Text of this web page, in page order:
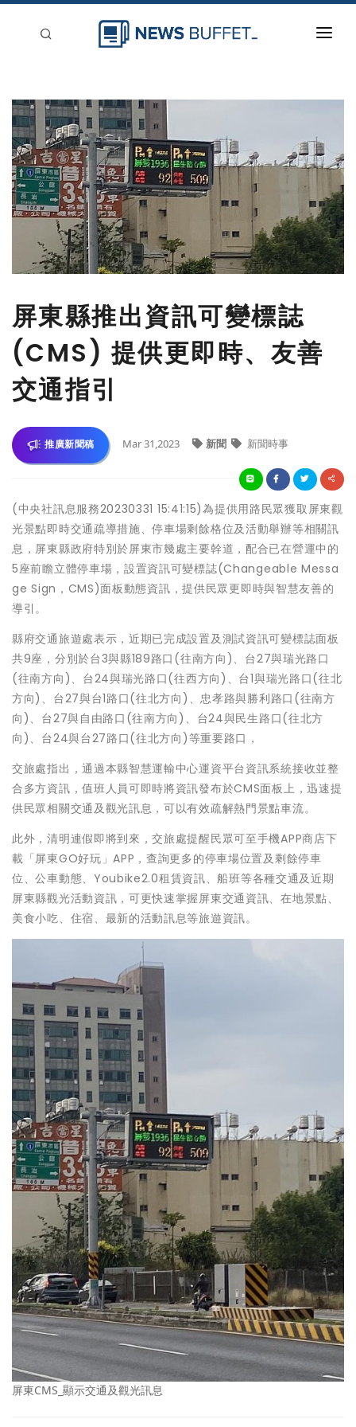
新聞稿分類
登入
刊登
屏東縣推出資訊可變標誌
(CMS) 提供更即時、友善
交通指引
推廣新聞稿 Mar 31,2023 新聞 新聞時事
(中央社訊息服務20230331 15:41:15)為提供用路民眾獲取屏東觀
光景點即時交通疏導措施、停車場剩餘格位及活動舉辦等相關訊
息，屏東縣政府特別於屏東市幾處主要幹道，配合已在營運中的
5座前瞻立體停車場，設置資訊可變標誌(Changeable Messa
ge Sign，CMS)面板動態資訊，提供民眾更即時與智慧友善的
導引。
縣府交通旅遊處表示，近期已完成設置及測試資訊可變標誌面板
共9座，分別於台3與縣189路口(往南方向)、台27與瑞光路口
(往南方向)、台24與瑞光路口(往西方向)、台1與瑞光路口(往北
方向)、台27與台1路口(往北方向)、忠孝路與勝利路口(往南方
向)、台27與自由路口(往南方向)、台24與民生路口(往北方
向)、台24與台27路口(往北方向)等重要路口，
交旅處指出，通過本縣智慧運輸中心運資平台資訊系統接收並整
合多方資訊，值班人員可即時將資訊發布於CMS面板上，迅速提
供民眾相關交通及觀光訊息，可以有效疏解熱門景點車流。
此外，清明連假即將到來，交旅處提醒民眾可至手機APP商店下
載「屏東GO好玩」APP，查詢更多的停車場位置及剩餘停車
位、公車動態、Youbike2.0租賃資訊、船班等各種交通及近期
屏東縣觀光活動資訊，可更快速掌握屏東交通資訊、在地景點、
美食小吃、住宿、最新的活動訊息等旅遊資訊。
屏東CMS_顯示交通及觀光訊息